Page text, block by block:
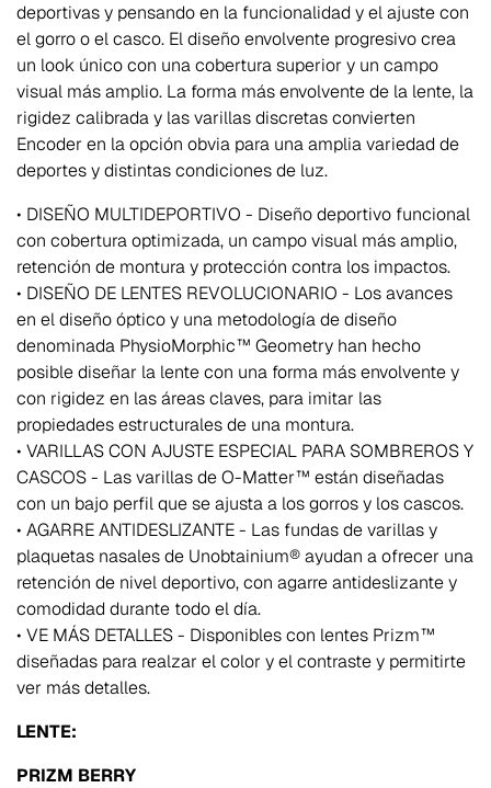
deportivas y pensando en la funcionalidad y el ajuste con
el gorro o el casco. El diseño envolvente progresivo crea
un look único con una cobertura superior y un campo
visual más amplio. La forma más envolvente de la lente, la
rigidez calibrada y las varillas discretas convierten
Encoder en la opción obvia para una amplia variedad de
deportes y distintas condiciones de luz.
• DISEÑO MULTIDEPORTIVO - Diseño deportivo funcional
con cobertura optimizada, un campo visual más amplio,
retención de montura y protección contra los impactos.
• DISEÑO DE LENTES REVOLUCIONARIO - Los avances
en el diseño óptico y una metodología de diseño
denominada PhysioMorphic™ Geometry han hecho
posible diseñar la lente con una forma más envolvente y
con rigidez en las áreas claves, para imitar las
propiedades estructurales de una montura.
• VARILLAS CON AJUSTE ESPECIAL PARA SOMBREROS Y
CASCOS - Las varillas de O-Matter™ están diseñadas
con un bajo perfil que se ajusta a los gorros y los cascos.
• AGARRE ANTIDESLIZANTE - Las fundas de varillas y
plaquetas nasales de Unobtainium® ayudan a ofrecer una
retención de nivel deportivo, con agarre antideslizante y
comodidad durante todo el día.
• VE MÁS DETALLES - Disponibles con lentes Prizm™
diseñadas para realzar el color y el contraste y permitirte
ver más detalles.
LENTE:
PRIZM BERRY